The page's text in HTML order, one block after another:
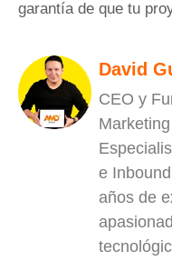
garantía de que tu
David
CEO y
e
años de